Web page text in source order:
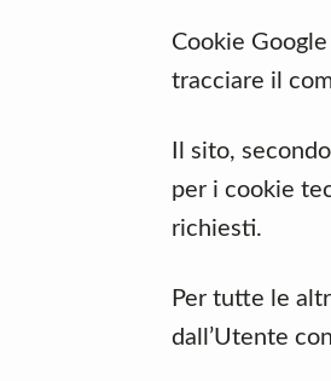
Cookie
tracciare il
Il sito,
per i cookie
richiesti.
Per tutte le
dall’Utente